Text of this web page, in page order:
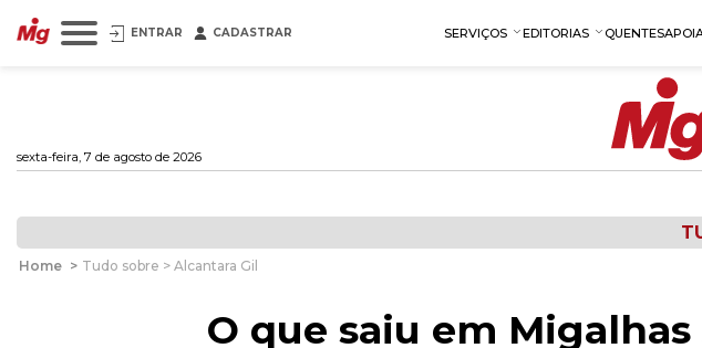
ENTRAR CADASTRAR SERVIÇOS EDITORIAS QUENTES
sexta-feira, 7 de agosto de 2026
Home > Tudo sobre > Alcantara Gil
O que saiu em